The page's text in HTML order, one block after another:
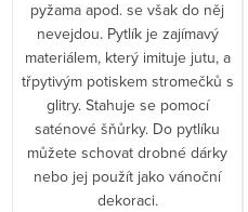
pyžama apod. se však do něj
nevejdou. Pytlík je zajímavý
materiálem, který imituje jutu, a
třpytivým potiskem stromečků s
glitry. Stahuje se pomocí
saténové šňůrky. Do pytlíku
můžete schovat drobné dárky
nebo jej použít jako vánoční
dekoraci.